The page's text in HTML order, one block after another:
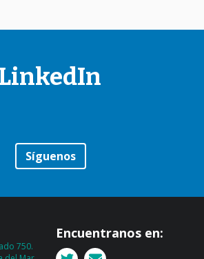
Síguenos
750.
Encuentranos en: